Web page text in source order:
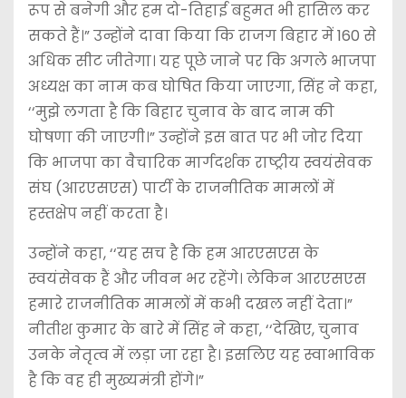
रूप से बनेगी और हम दो-तिहाई बहुमत भी हासिल कर
सकते हैं।” उन्होंने दावा किया कि राजग बिहार में 160 से
अधिक सीट जीतेगा। यह पूछे जाने पर कि अगले भाजपा
अध्यक्ष का नाम कब घोषित किया जाएगा, सिंह ने कहा,
‘‘मुझे लगता है कि बिहार चुनाव के बाद नाम की
घोषणा की जाएगी।” उन्होंने इस बात पर भी जोर दिया
कि भाजपा का वैचारिक मार्गदर्शक राष्ट्रीय स्वयंसेवक
संघ (आरएसएस) पार्टी के राजनीतिक मामलों में
हस्तक्षेप नहीं करता है।
उन्होंने कहा, ‘‘यह सच है कि हम आरएसएस के
स्वयंसेवक हैं और जीवन भर रहेंगे। लेकिन आरएसएस
हमारे राजनीतिक मामलों में कभी दखल नहीं देता।”
नीतीश कुमार के बारे में सिंह ने कहा, ‘‘देखिए, चुनाव
उनके नेतृत्व में लड़ा जा रहा है। इसलिए यह स्वाभाविक
है कि वह ही मुख्यमंत्री होंगे।”